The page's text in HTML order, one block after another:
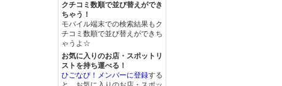
クチコミ数順で並び替えができ
ちゃう！
モバイル端末での検索結果もク
チコミ数順で並び替えができち
ゃうよ☆
お気に入りのお店・スポットリ
ストを持ち運べる！
ひごなび！メンバーに登録する